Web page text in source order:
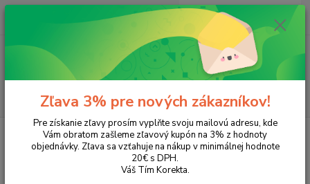
Hľadať
ks
za 0,00 EUR
Tonery a náplne do tlačiarní Canon iR 6055
Zľava 3% pre nových zákazníkov!
Pre získanie zľavy prosím vyplňte svoju mailovú adresu, kde
Vám obratom zašleme zľavový kupón na 3% z hodnoty
objednávky. Zľava sa vzťahuje na nákup v minimálnej hodnote
20€ s DPH.
Váš Tím Korekta.